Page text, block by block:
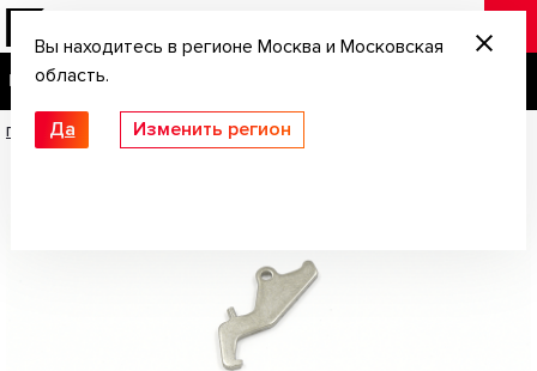
Вы находитесь в регионе Москва и Московская
область.
Да Изменить регион
Главная / Запчасти /Перехватыватель для MP-27M, MP-94; Иж-27 3-33